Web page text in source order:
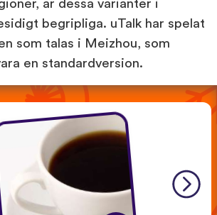
är dessa varianter i
begripliga. uTalk har spelat
som talas i Meizhou, som
en standardversion.